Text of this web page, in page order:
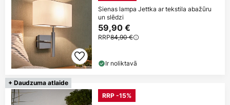
Sienas lampa Jettka ar tekstila abažūru
un slēdzi
59,90 €
RRP84,90 €
Ir noliktavā
+ Daudzuma atlaide
RRP -15%